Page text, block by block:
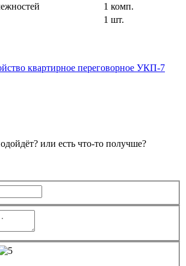
1 комп.
1 шт.
квартирное переговорное УКП-7
или есть что-то получше?